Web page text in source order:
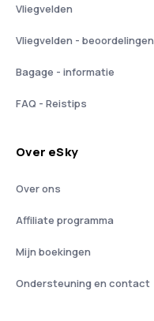
Vliegvelden
Vliegvelden - beoordelingen
Bagage - informatie
FAQ - Reistips
Over eSky
Over ons
Affiliate programma
Mijn boekingen
Ondersteuning en contact